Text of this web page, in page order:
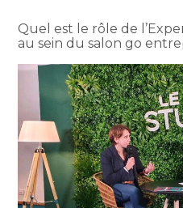
Quel est le rôle de
au sein du salon go